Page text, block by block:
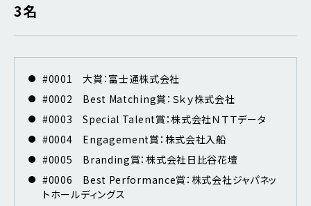
3名
#0001 大賞：富士通株式会社
#0002 Best Matching賞：Ｓｋｙ株式会社
#0003 Special Talent賞：株式会社ＮＴＴデータ
#0004 Engagement賞：株式会社入船
#0005 Branding賞：株式会社日比谷花壇
#0006 Best Performance賞：株式会社ジャパネッ
トホールディングス